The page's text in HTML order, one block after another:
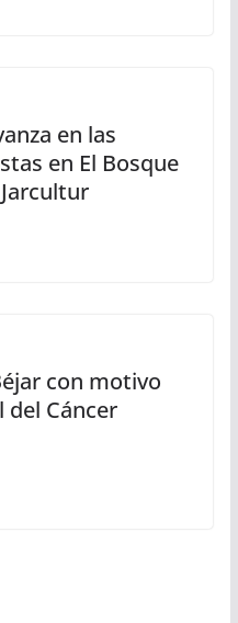
en las
en El Bosque
con motivo
del Cáncer